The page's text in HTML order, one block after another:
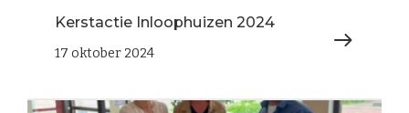
Kerstactie Inloophuizen 2024
17 oktober 2024